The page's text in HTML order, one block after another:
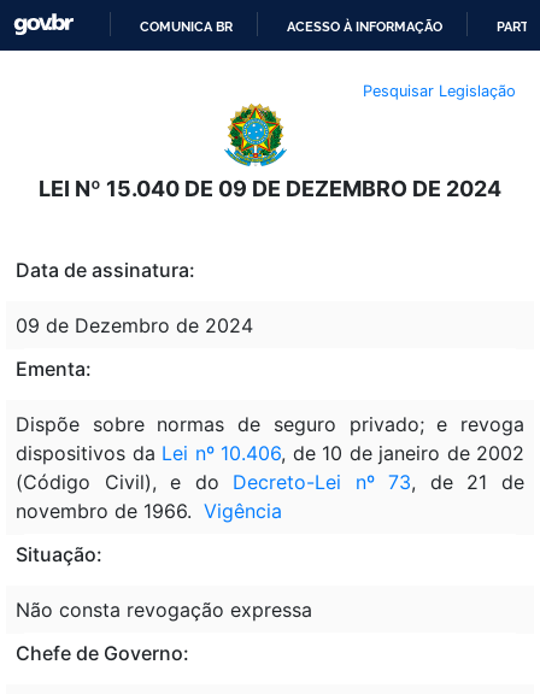
O
CONTEÚDO
COMUNICA BR ACESSO À INFORMAÇÃO
Pesquisar Legislação
LEI Nº 15.040 DE 09 DE DEZEMBRO DE 2024
Data de assinatura:
09 de Dezembro de 2024
Ementa:
Dispõe sobre normas de seguro privado; e revoga
dispositivos da Lei nº 10.406, de 10 de janeiro de 2002
(Código Civil), e do Decreto-Lei nº 73, de 21 de
novembro de 1966. Vigência
Situação:
Não consta revogação expressa
Chefe de Governo: